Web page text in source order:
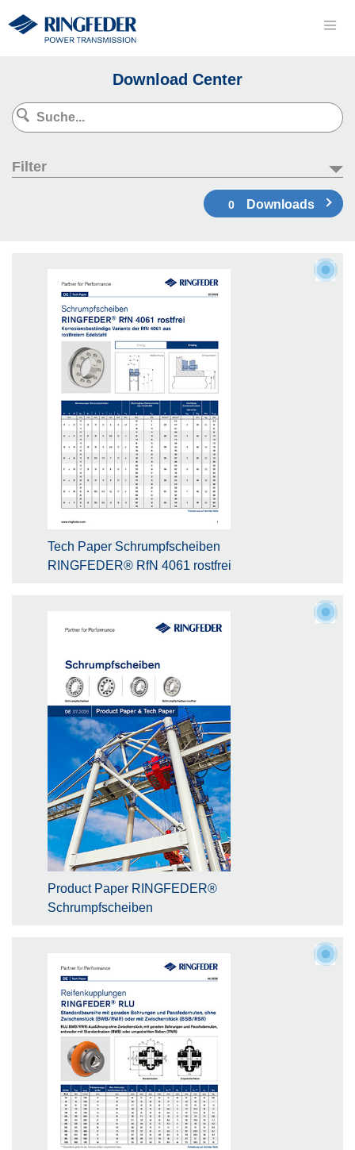
Download Center
Filter
0 Downloads
Tech Paper Schrumpfscheiben
RINGFEDER® RfN 4061 rostfrei
Product Paper RINGFEDER®
Schrumpfscheiben